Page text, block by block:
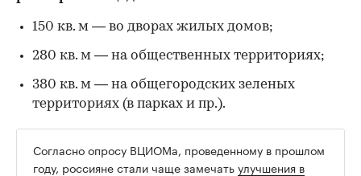
150 кв. м — во дворах жилых домов;
280 кв. м — на общественных территориях;
380 кв. м — на общегородских зеленых
территориях (в парках и пр.).
Согласно опросу ВЦИОМа, проведенному в прошлом
году, россияне стали чаще замечатьулучшения в